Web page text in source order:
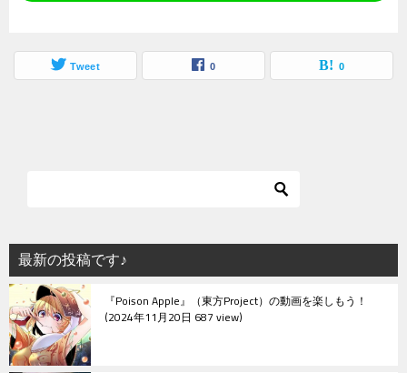
Tweet 0 0
最新の投稿です♪
『Poison Apple』（東方Project）の動画を楽しもう！
2024年11月20日 687 view